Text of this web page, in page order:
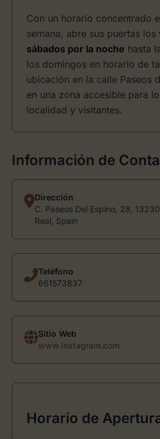
Con un horario concentrado
semana, abre sus puertas los
sábados por la noche hasta
los domingos en horario de
ubicación en la calle Paseos
en una zona accesible para
localidad y visitantes.
Información de
Dirección
C. Paseos Del Espino, 28,
Real, Spain
Teléfono
661573837
Sitio Web
www.instagram.com
Horario de